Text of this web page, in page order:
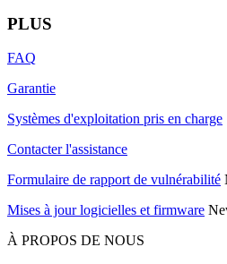
PLUS
FAQ
Garantie
Systèmes d'exploitation pris en charge
Contacter l'assistance
Formulaire de rapport de vulnérabilité
Mises à jour logicielles et firmware
À PROPOS DE NOUS